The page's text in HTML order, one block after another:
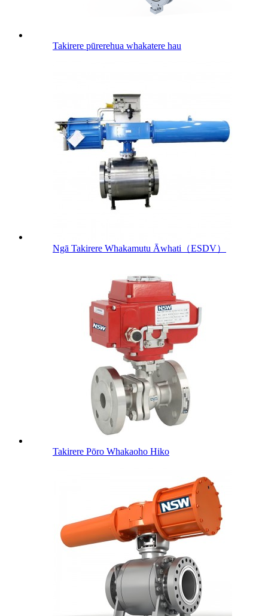
Takirere pūrerehua whakatere hau
Ngā Takirere Whakamutu Āwhati（ESDV）
Takirere Pōro Whakaoho Hiko